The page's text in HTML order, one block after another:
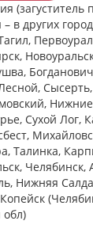
(загуститель
в других
Сухой Лог,
Талинка,
Челябинск,
Нижняя
обл)